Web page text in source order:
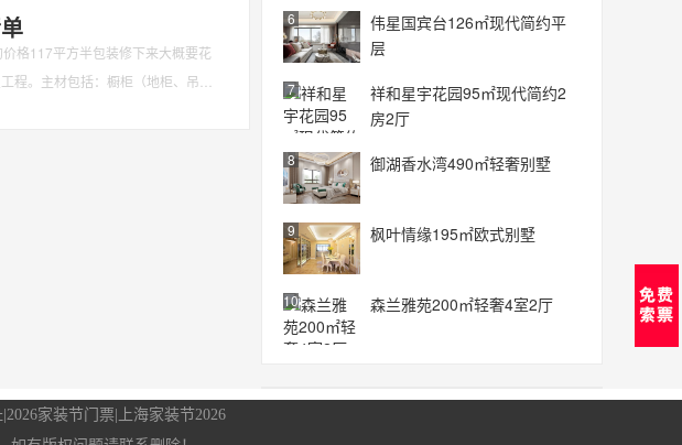
格117平方半包装修下来大概要花
程。主材包括：橱柜（地柜、吊
伟星国宾台126㎡现代简约平
层
6
祥和星宇花园95㎡现代简约2
房2厅
7
御湖香水湾490㎡轻奢别墅
8
枫叶情缘195㎡欧式别墅
9
森兰雅苑200㎡轻奢4室2厅
10
2026家装节门票
上海家装节2026